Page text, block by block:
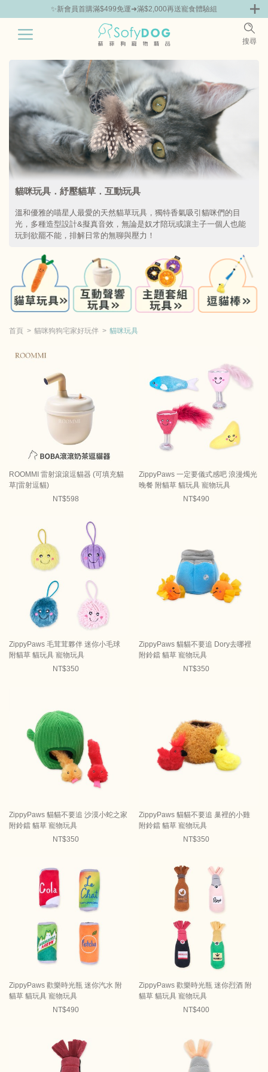
✨新會員首購滿$499免運➜滿$2,000再送寵食體驗組
搜尋
貓咪玩具．紓壓貓草．互動玩具
溫和優雅的喵星人最愛的天然貓草玩具，獨特香氣吸引貓咪們的目
光，多種造型設計&擬真音效，無論是奴才陪玩或讓主子一個人也能
玩到欲罷不能，排解日常的無聊與壓力！
首頁 貓咪狗狗宅家好玩伴 貓咪玩具
ROOMMI 雷射滾滾逗貓器 (可填充貓
草|雷射逗貓)
NT$598
ZippyPaws 一定要儀式感吧 浪漫燭光
晚餐 附貓草 貓玩具 寵物玩具
NT$490
ZippyPaws 毛茸茸夥伴 迷你小毛球
附貓草 貓玩具 寵物玩具
NT$350
ZippyPaws 貓貓不要追 Dory去哪裡
附鈴鐺 貓草 寵物玩具
NT$350
ZippyPaws 貓貓不要追 沙漠小蛇之家
附鈴鐺 貓草 寵物玩具
NT$350
ZippyPaws 貓貓不要追 巢裡的小雞
附鈴鐺 貓草 寵物玩具
NT$350
ZippyPaws 歡樂時光瓶 迷你汽水 附
貓草 貓玩具 寵物玩具
NT$490
ZippyPaws 歡樂時光瓶 迷你烈酒 附
貓草 貓玩具 寵物玩具
NT$400